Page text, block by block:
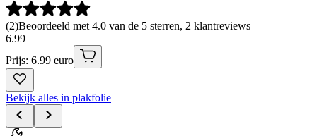
(2)Beoordeeld met 4.0 van de 5 sterren, 2 klantreviews
6.99
Prijs: 6.99 euro
Bekijk alles in plakfolie